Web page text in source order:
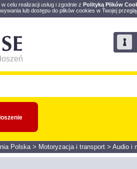
celu realizacji usług i zgodnie z Polityką Plików
lub dostępu do plików cookies w Twojej
Polska> Motoryzacja i transport > Audio i